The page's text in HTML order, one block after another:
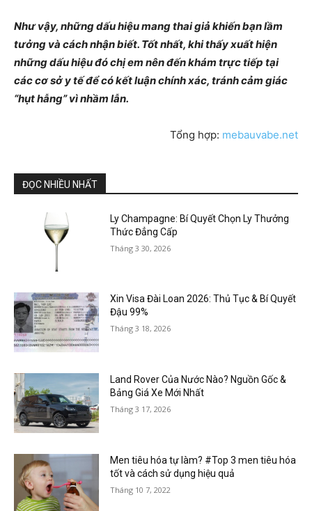
Như vậy, những dấu hiệu mang thai giả khiến bạn lầm
tưởng và cách nhận biết. Tốt nhất, khi thấy xuất hiện
những dấu hiệu đó chị em nên đến khám trực tiếp tại
các cơ sở y tế để có kết luận chính xác, tránh cảm giác
“hụt hẫng” vì nhầm lẫn.
Tổng hợp: mebauvabe.net
ĐỌC NHIỀU NHẤT
Ly Champagne: Bí Quyết Chọn Ly Thưởng
Thức Đẳng Cấp
Tháng 3 30, 2026
Xin Visa Đài Loan 2026: Thủ Tục & Bí Quyết
Đậu 99%
Tháng 3 18, 2026
Land Rover Của Nước Nào? Nguồn Gốc &
Bảng Giá Xe Mới Nhất
Tháng 3 17, 2026
Men tiêu hóa tự làm? #Top 3 men tiêu hóa
tốt và cách sử dụng hiệu quả
Tháng 10 7, 2022